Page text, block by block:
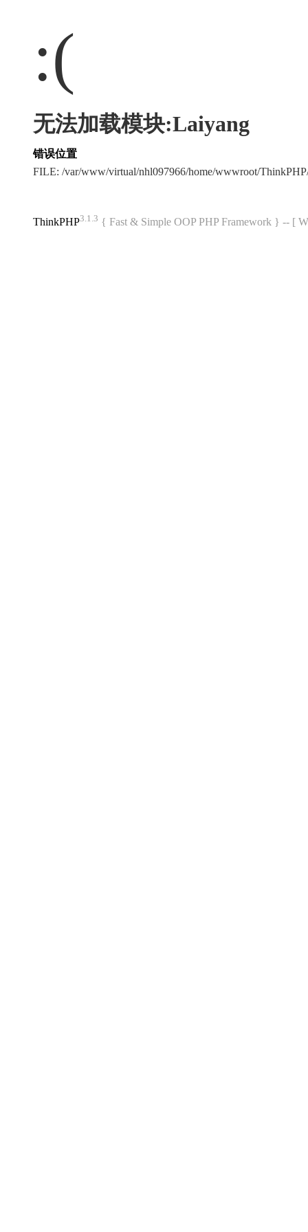
:(
无法加载模块:Laiyang
错误位置
FILE: /var/www/virtual/nhl097966/home/wwwroot/
ThinkPHP3.1.3 { Fast & Simple OOP PHP Framework } -- [